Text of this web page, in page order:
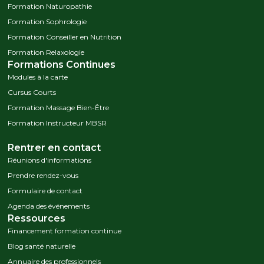
Formation Naturopathie
Formation Sophrologie
Formation Conseiller en Nutrition
Formation Relaxologie
Formations Continues
Modules à la carte
Cursus Courts
Formation Massage Bien-Être
Formation Instructeur MBSR
Rentrer en contact
Réunions d'informations
Prendre rendez-vous
Formulaire de contact
Agenda des événements
Ressources
Financement formation continue
Blog santé naturelle
Annuaire des professionnels